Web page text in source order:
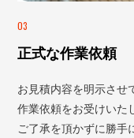
03
正式な作業依頼
お見積内容を明示させ
作業依頼をお受けいた
ご了承を頂かずに勝手